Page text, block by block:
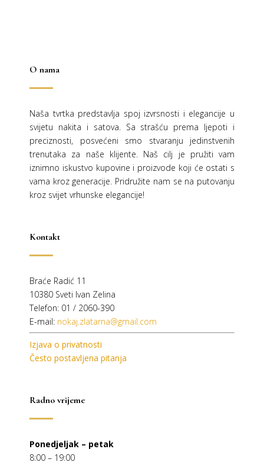
O nama
Naša tvrtka predstavlja spoj izvrsnosti i elegancije u
svijetu nakita i satova. Sa strašću prema ljepoti i
preciznosti, posvećeni smo stvaranju jedinstvenih
trenutaka za naše klijente. Naš cilj je pružiti vam
iznimno iskustvo kupovine i proizvode koji će ostati s
vama kroz generacije. Pridružite nam se na putovanju
kroz svijet vrhunske elegancije!
Kontakt
Braće Radić 11
10380 Sveti Ivan Zelina
Telefon: 01 / 2060-390
E-mail: nokaj.zlatarna@gmail.com
Izjava o privatnosti
Često postavljena pitanja
Radno vrijeme
Ponedjeljak – petak
8:00 – 19:00